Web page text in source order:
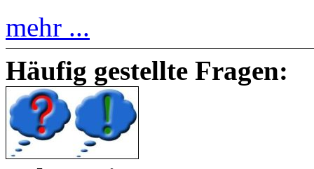
mehr ...
Häufig gestellte Fragen: